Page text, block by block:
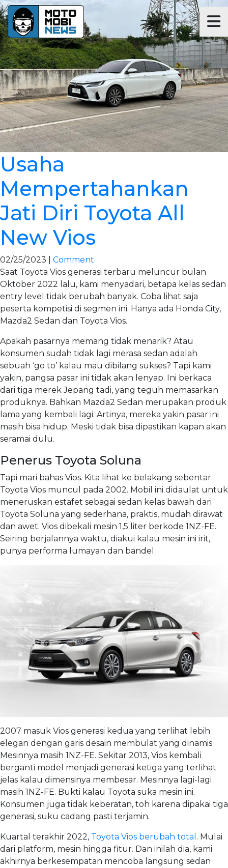
Usaha
Mempertahankan
Jati Diri Toyota All
New Vios
02/25/2023 | Comment
Saat Toyota Vios generasi terbaru meluncur bulan
Oktober 2022 lalu, kami menyadari, betapa kelas sedan
entry level tidak berubah banyak. Coba lihat saja
peserta kompetisi di segmen ini. Hanya ada Honda City,
Mazda2 Sedan dan Toyota Vios.
Apakah pasarnya memang tidak menarik? Atau
konsumen sudah tidak lagi merasa sedan adalah
sebuah ‘go to’ kalau mau dibilang sukses? Tapi kami
yakin, pangsa pasar ini tidak akan lenyap. Ini berkaca
dari tiga merek Jepang tadi, yang teguh memasarkan
produknya. Bahkan Mazda2 Sedan merupakan produk
lama yang kembali lagi. Artinya, mereka yakin pasar ini
masih bisa hidup. Meski tidak bisa dipastikan kapan akan
seramai dulu.
Penerus Toyota Soluna
Tapi mari bahas Vios. Kita lihat ke belakang sebentar.
Toyota Vios muncul pada 2002. Mobil ini didaulat untuk
meneruskan estafet sebagai sedan kelas bawah dari
Toyota Soluna yang sederhana, praktis, mudah dirawat
dan awet. Vios dibekali mesin 1,5 liter berkode 1NZ-FE.
Seiring berjalannya waktu, diakui kalau mesin ini irit,
punya performa lumayan dan bandel.
2007 masuk Vios generasi kedua yang terlihat lebih
elegan dengan garis desain membulat yang dinamis.
Mesinnya masih 1NZ-FE. Sekitar 2013, Vios kembali
berganti model menjadi generasi ketiga yang terlihat
jelas kalau dimensinya membesar. Mesinnya lagi-lagi
masih 1NZ-FE. Bukti kalau Toyota suka mesin ini.
Konsumen juga tidak keberatan, toh karena dipakai tiga
generasi, suku cadang pasti terjamin.
Kuartal terakhir 2022, Toyota Vios berubah total . Mulai
dari platform, mesin hingga fitur. Dan inilah dia, kami
akhirnya berkesempatan mencoba langsung sedan